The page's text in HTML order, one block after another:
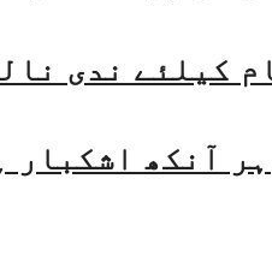
کیلئے ندی
آنکھ اشکبار